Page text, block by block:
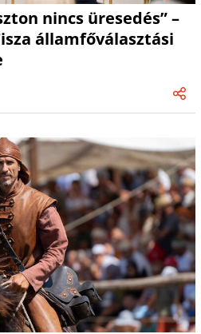
nincs üresedés” –
államfőválasztási